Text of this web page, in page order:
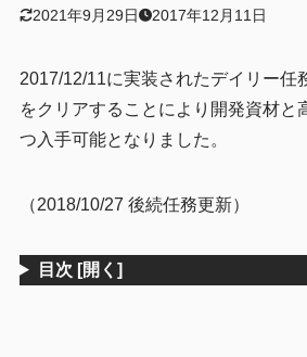
2021年9月29日 2017年12月11日
2017/12/11に実装されたデイリー任
をクリアすることにより開発資材と
つ入手可能となりました。
（2018/10/27 後続任務更新）
目次 [開く]